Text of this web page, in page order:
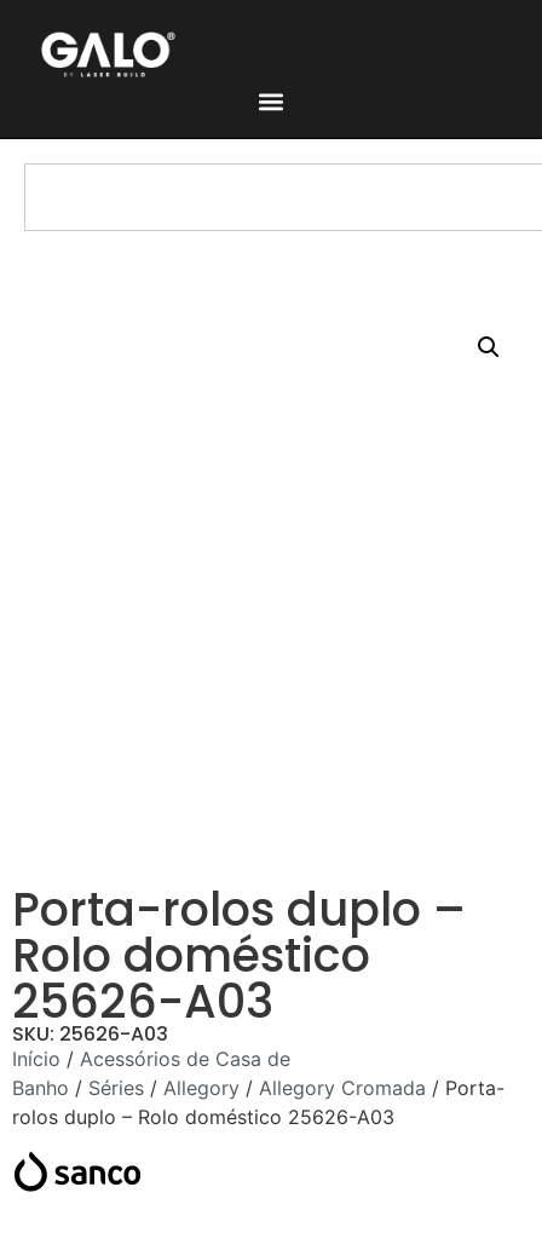
Porta-rolos duplo –
Rolo doméstico
25626-A03
SKU: 25626-A03
Início / Acessórios de Casa de
Banho / Séries / Allegory / Allegory Cromada / Porta-
rolos duplo – Rolo doméstico 25626-A03